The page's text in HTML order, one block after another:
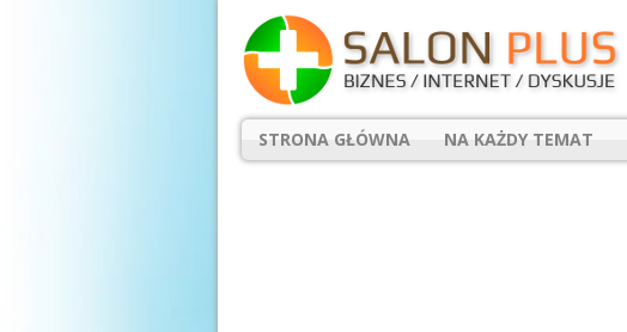
STRONA GŁÓWNA NA KAŻDY TEMAT